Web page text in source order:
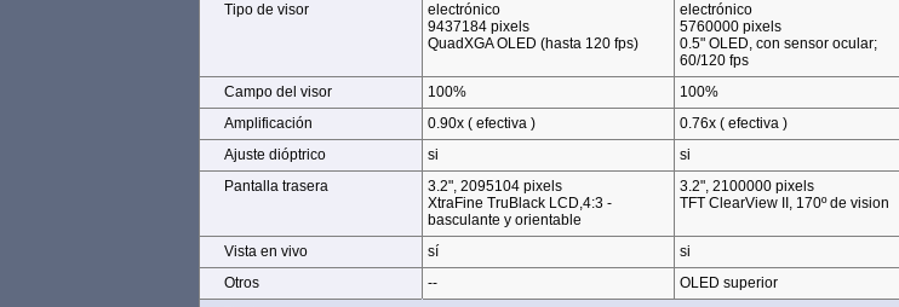
Tipo de visor
Campo del visor
Amplificación
Ajuste dióptrico
Pantalla trasera
Vista en vivo
Otros
Tipo de visor
electrónico
9437184 pixels
QuadXGA OLED (hasta 120 fps)
electrónico
5760000 pixels
0.5" OLED, con sensor ocular;
60/120 fps
Campo del visor 100% 100%
Amplificación
0.90x ( efectiva ) 0.76x ( efectiva )
Ajuste dióptrico
si si
Pantalla trasera
3.2", 2095104 pixels
XtraFine TruBlack LCD,4:3 -
basculante y orientable
3.2", 2100000 pixels
TFT ClearView II, 170º de vision
Vista en vivo sí si
Otros
-- OLED superior